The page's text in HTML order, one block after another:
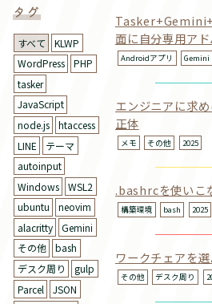
タグ
すべて
KLWP
WordPress
PHP
tasker
JavaScript
node.js
htaccess
LINE
テーマ
autoinput
Windows
WSL2
ubuntu
neovim
alacritty
Gemini
その他
bash
デスク周り
gulp
Parcel
JSON
面に自分専用ア
Androidアプリ Gemini
エンジニアに求
正体
メモ その他 2025
.bashrcを使いこ
構築環境 bash 2025
ワークチェアを
その他 デスク周り